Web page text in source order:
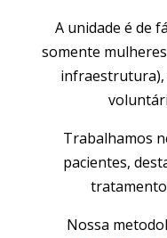
A unidade é de
somente
infraestrutura),
Trabalhamos
pacientes,
Nossa